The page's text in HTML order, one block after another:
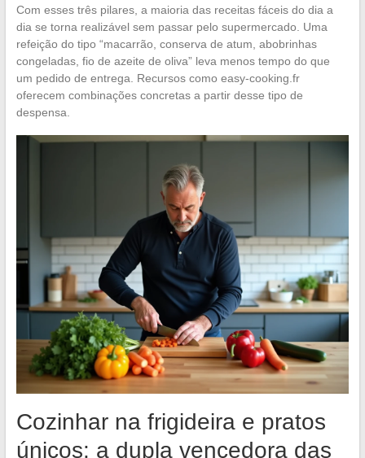
Com esses três pilares, a maioria das receitas fáceis do dia a
dia se torna realizável sem passar pelo supermercado. Uma
refeição do tipo “macarrão, conserva de atum, abobrinhas
congeladas, fio de azeite de oliva” leva menos tempo do que
um pedido de entrega. Recursos como easy-cooking.fr
oferecem combinações concretas a partir desse tipo de
despensa.
Cozinhar na frigideira e pratos
únicos: a dupla vencedora das